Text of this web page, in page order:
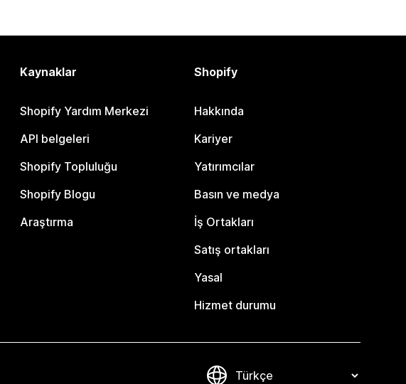
Kaynaklar
Shopify Yardım Merkezi
API belgeleri
Shopify Topluluğu
Shopify Blogu
Araştırma
Shopify
Hakkında
Kariyer
Yatırımcılar
Basın ve medya
İş Ortakları
Satış ortakları
Yasal
Hizmet durumu